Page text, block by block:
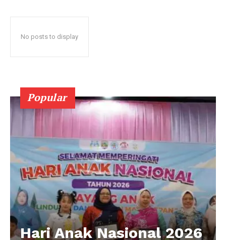
No posts to display
Popular
Hari Anak Nasional 2026